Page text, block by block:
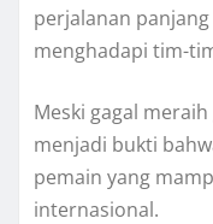
perjalanan
menghadapi tim-
Meski gagal
menjadi bukti
pemain yang
internasional.